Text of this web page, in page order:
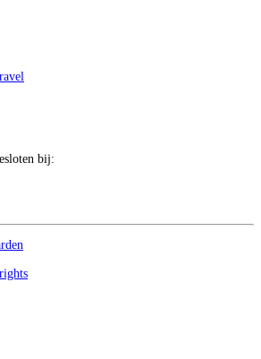
bij: